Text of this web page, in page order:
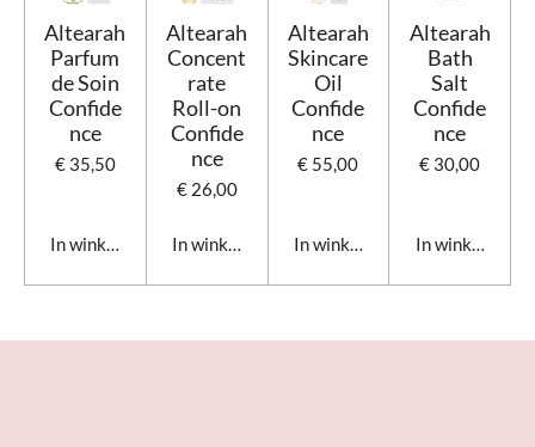
Altearah
Parfum
de Soin
Confide
nce
€ 35,50
In winkelwagen
Altearah
Concent
rate
Roll-on
Confide
nce
€ 26,00
In winkelwagen
Altearah
Skincare
Oil
Confide
nce
€ 55,00
In winkelwagen
Altearah
Bath
Salt
Confide
nce
€ 30,00
In